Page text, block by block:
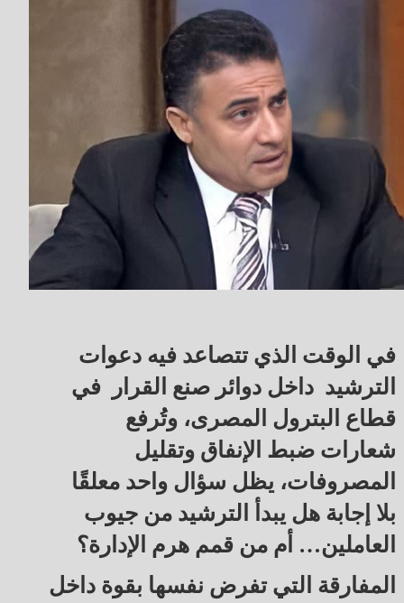
في الوقت الذي تتصاعد فيه دعوات
الترشيد داخل دوائر صنع القرار في
قطاع البترول المصرى، وتُرفع
شعارات ضبط الإنفاق وتقليل
المصروفات، يظل سؤال واحد معلقًا
بلا إجابة هل يبدأ الترشيد من جيوب
العاملين… أم من قمم هرم الإدارة؟
المفارقة التي تفرض نفسها بقوة داخل